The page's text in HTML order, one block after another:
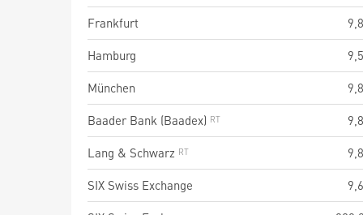
Frankfurt
Hamburg
München
Baader Bank (Baadex)
Lang & Schwarz
SIX Swiss Exchange